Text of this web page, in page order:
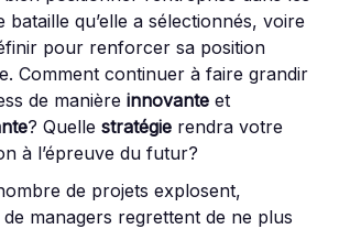
bataille qu’elle a sélectionnés, voire
pour renforcer sa position
Comment continuer à faire grandir
de manièreinnovante et
? Quellestratégie rendra votre
à l’épreuve du futur?
de projets explosent,
managers regrettent de ne plus